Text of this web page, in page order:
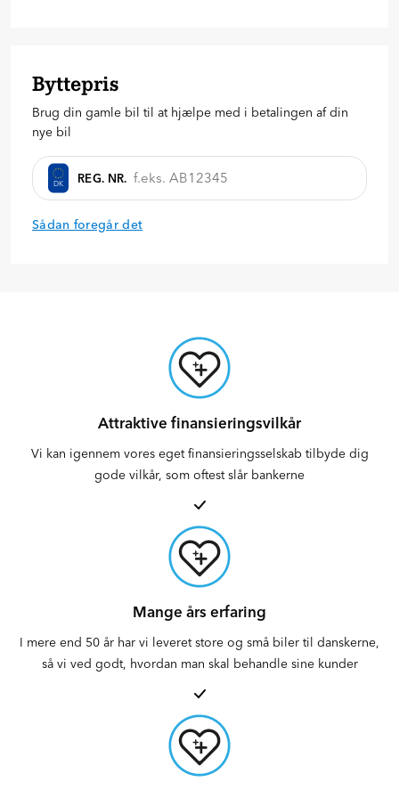
20%
Byttepris
Brug din gamle bil til at hjælpe med i betalingen af din
nye bil
DK REG. NR.
Sådan foregår det
Attraktive finansieringsvilkår
Vi kan igennem vores eget finansieringsselskab tilbyde dig
gode vilkår, som oftest slår bankerne
Mange års erfaring
I mere end 50 år har vi leveret store og små biler til danskerne,
så vi ved godt, hvordan man skal behandle sine kunder